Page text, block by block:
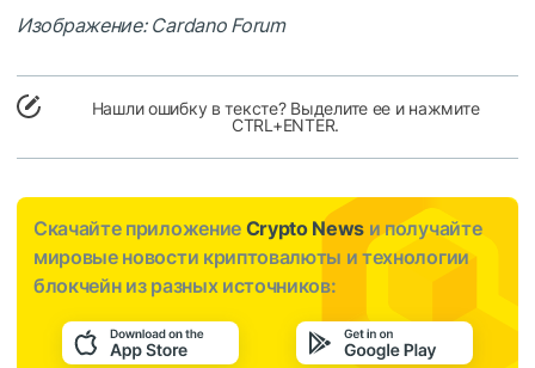
Изображение: Cardano Forum
Нашли ошибку в тексте? Выделите ее и нажмите
CTRL+ENTER.
Скачайте приложение Crypto News и получайте
мировые новости криптовалюты и технологии
блокчейн из разных источников: